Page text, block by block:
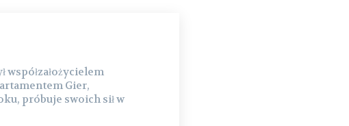
współzałożycielem
Gier,
próbuje swoich sił w